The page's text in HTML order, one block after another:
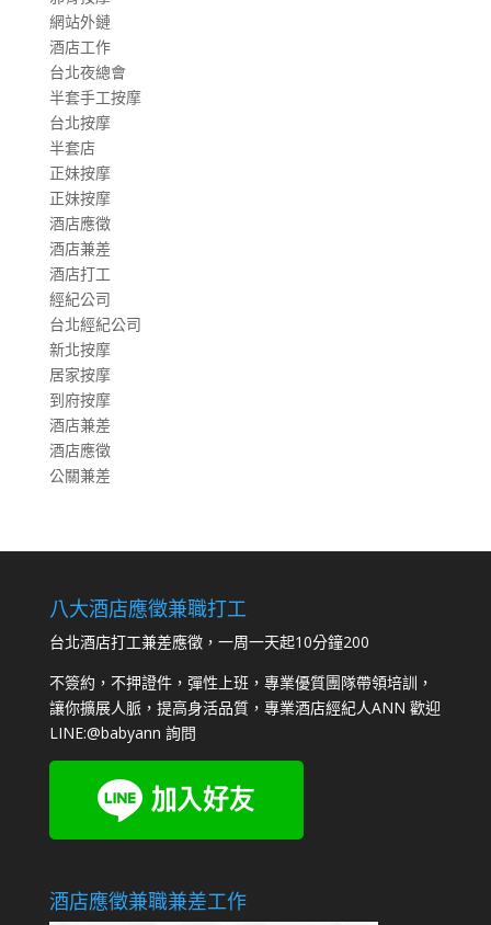
網站外鏈
酒店工作
台北夜總會
半套手工按摩
台北按摩
半套店
正妹按摩
正妹按摩
酒店應徵
酒店兼差
酒店打工
經紀公司
台北經紀公司
新北按摩
居家按摩
到府按摩
酒店兼差
酒店應徵
公關兼差
八大酒店應徵兼職打工
台北酒店打工兼差應徵，一周一天起10分鐘200
不簽約，不押證件，彈性上班，專業優質團隊帶領培訓，
讓你擴展人脈，提高身活品質，專業酒店經紀人ANN 歡迎
LINE:@babyann 詢問
酒店應徵兼職兼差工作